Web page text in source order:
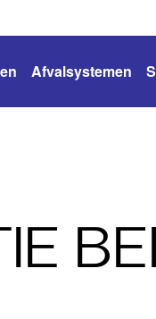
Afvalsystemen